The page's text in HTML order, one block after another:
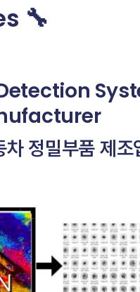
🔧
정밀부품 제조